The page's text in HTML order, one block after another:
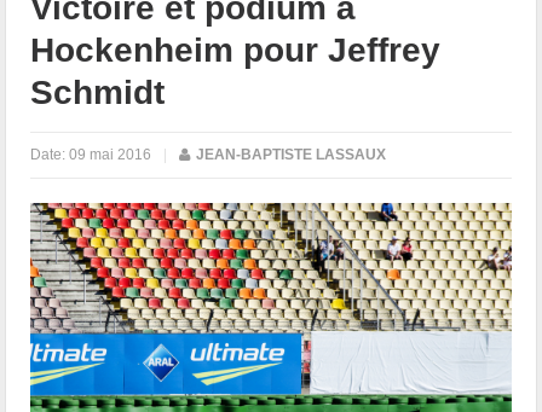
Hockenheim pour Jeffrey
Schmidt
Date:09 mai 2016 | JEAN-BAPTISTE LASSAUX